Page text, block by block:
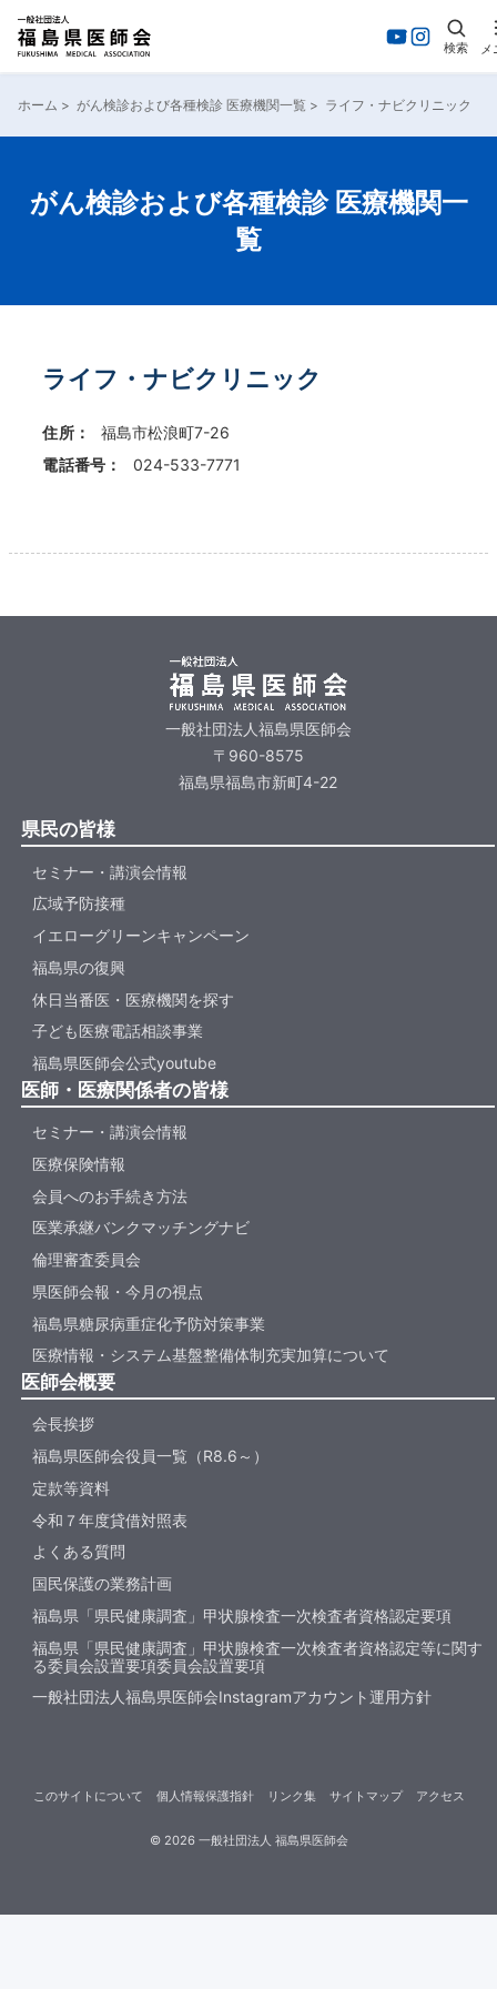
検索 メ
ホーム > がん検診および各種検診 医療機関一覧 > ライフ・ナビクリニック
がん検診および各種検診 医療機関一
覧
ライフ・ナビクリニック
住所：
福島市松浪町7-26
電話番号：
024-533-7771
一般社団法人福島県医師会
〒960-8575
福島県福島市新町4-22
県民の皆様
セミナー・講演会情報
広域予防接種
イエローグリーンキャンペーン
福島県の復興
休日当番医・医療機関を探す
子ども医療電話相談事業
福島県医師会公式youtube
医師・医療関係者の皆様
セミナー・講演会情報
医療保険情報
会員へのお手続き方法
医業承継バンクマッチングナビ
倫理審査委員会
県医師会報・今月の視点
福島県糖尿病重症化予防対策事業
医療情報・システム基盤整備体制充実加算について
医師会概要
会長挨拶
福島県医師会役員一覧（R8.6～）
定款等資料
令和７年度貸借対照表
よくある質問
国民保護の業務計画
福島県「県民健康調査」甲状腺検査一次検査者資格認定要項
福島県「県民健康調査」甲状腺検査一次検査者資格認定等に関す
る委員会設置要項委員会設置要項
一般社団法人福島県医師会Instagramアカウント運用方針
© 2026一般社団法人 福島県医師会
このサイトについて 個人情報保護指針 リンク集 サイトマップ アクセス